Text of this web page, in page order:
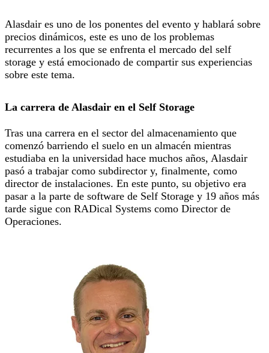
Alasdair es uno de los ponentes del evento y hablará sobre
precios dinámicos, este es uno de los problemas
recurrentes a los que se enfrenta el mercado del self
storage y está emocionado de compartir sus experiencias
sobre este tema.
La carrera de Alasdair en el Self Storage
Tras una carrera en el sector del almacenamiento que
comenzó barriendo el suelo en un almacén mientras
estudiaba en la universidad hace muchos años, Alasdair
pasó a trabajar como subdirector y, finalmente, como
director de instalaciones. En este punto, su objetivo era
pasar a la parte de software de Self Storage y 19 años más
tarde sigue con RADical Systems como Director de
Operaciones.